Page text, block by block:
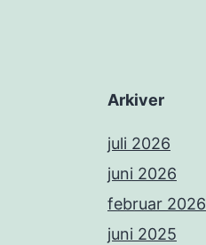
Arkiver
juli 2026
juni 2026
februar 2026
juni 2025